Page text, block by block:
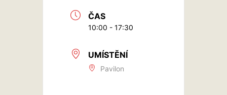
ČAS
10:00 - 17:30
UMÍSTĚNÍ
Pavilon